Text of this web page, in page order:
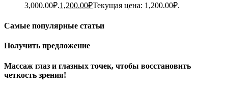
3,000.00₽.1,200.00₽Текущая цена: 1,200.00₽.
Самые популярные статьи
Получить предложение
Массаж глаз и глазных точек, чтобы восстановить
четкость зрения!